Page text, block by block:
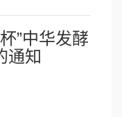
”中华发酵
通知